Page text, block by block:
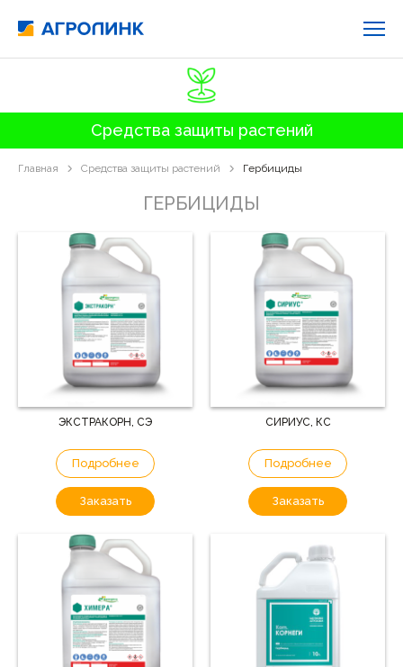
Средства защиты растений
Главная Средства защиты растений Гербициды
ГЕРБИЦИДЫ
ЭКСТРАКОРН, СЭ
Подробнее
Заказать
СИРИУС, КС
Подробнее
Заказать